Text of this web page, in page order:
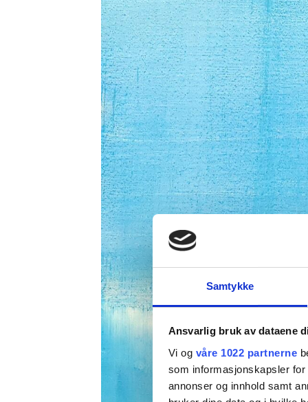
Samtykke
Ansvarlig bruk av dataene
Vi og våre 1022 partnerne
som informasjonskapsler
annonser og innhold samt